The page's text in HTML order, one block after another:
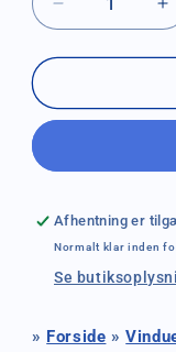
Reducer
antallet
for
Orange
Afhentning er
Normalt klar inden
Se
» Forside »